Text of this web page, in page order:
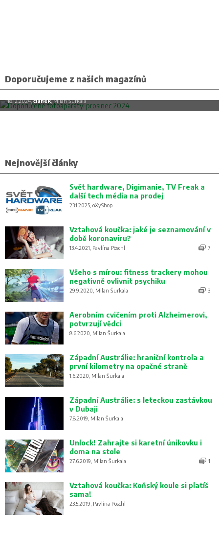
Doporučujeme z našich magazínů
Doporučené fotoaparáty: prosinec 2024
18.12.2024,článek, Milan Šurkala
Nejnovější články
Svět hardware, Digimanie, TV Freak a
další tech média na prodej
23.1.2025, oXyShop
Vztahová koučka: jaké je seznamování v
době koronaviru?
13.4.2021, Pavlína Pöschl 7
Všeho s mírou: fitness trackery mohou
negativně ovlivnit psychiku
29.9.2020, Milan Šurkala 3
Aerobním cvičením proti Alzheimerovi,
potvrzují vědci
8.6.2020, Milan Šurkala
Západní Austrálie: hraniční kontrola a
první kilometry na opačné straně
1.6.2020, Milan Šurkala
Západní Austrálie: s leteckou zastávkou
v Dubaji
7.8.2019, Milan Šurkala
Unlock! Zahrajte si karetní únikovku i
doma na stole
27.6.2019, Milan Šurkala 1
Vztahová koučka: Koňský koule si platíš
sama!
23.5.2019, Pavlína Pöschl